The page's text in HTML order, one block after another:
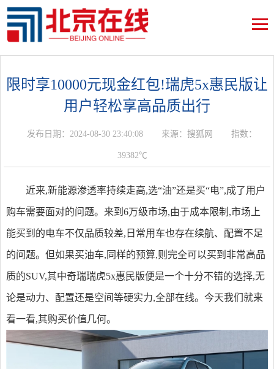
限时享10000元现金红包!瑞虎5x惠民版让
用户轻松享高品质出行
发布日期：2024-08-30 23:40:08 来源：搜狐网 指数：
39382℃
近来,新能源渗透率持续走高,选“油”还是买“电”,成了用户
购车需要面对的问题。来到6万级市场,由于成本限制,市场上
能买到的电车不仅品质较差,日常用车也存在续航、配置不足
的问题。但如果买油车,同样的预算,则完全可以买到非常高品
质的SUV,其中奇瑞瑞虎5x惠民版便是一个十分不错的选择,无
论是动力、配置还是空间等硬实力,全部在线。今天我们就来
看一看,其购买价值几何。